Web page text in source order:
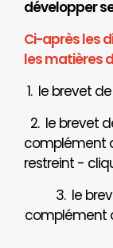
développer
Ci-après les
les matières
1. le brevet
2. le brevet
restreint -
3. le
complément